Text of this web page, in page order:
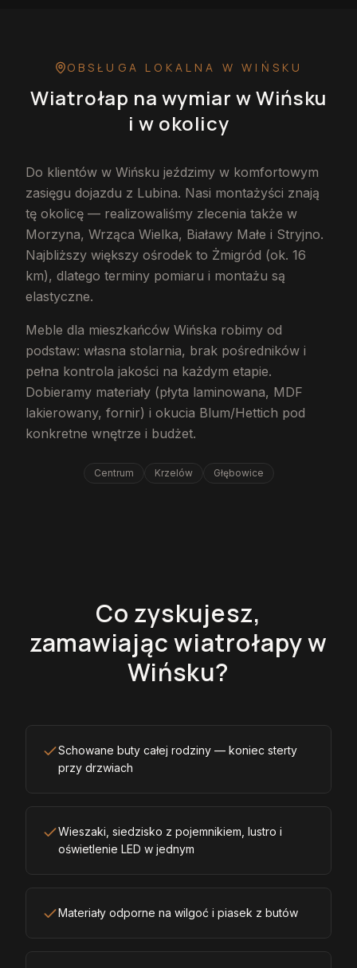
OBSŁUGA LOKALNA W WIŃSKU
Wiatrołap na wymiar w Wińsku
i w okolicy
Do klientów w Wińsku jeździmy w komfortowym
zasięgu dojazdu z Lubina. Nasi montażyści znają
tę okolicę — realizowaliśmy zlecenia także w
Morzyna, Wrząca Wielka, Białawy Małe i Stryjno.
Najbliższy większy ośrodek to Żmigród (ok. 16
km), dlatego terminy pomiaru i montażu są
elastyczne.
Meble dla mieszkańców Wińska robimy od
podstaw: własna stolarnia, brak pośredników i
pełna kontrola jakości na każdym etapie.
Dobieramy materiały (płyta laminowana, MDF
lakierowany, fornir) i okucia Blum/Hettich pod
konkretne wnętrze i budżet.
Centrum Krzelów Głębowice
Co zyskujesz,
zamawiając wiatrołapy w
Wińsku?
Schowane buty całej rodziny — koniec sterty
przy drzwiach
Wieszaki, siedzisko z pojemnikiem, lustro i
oświetlenie LED w jednym
Materiały odporne na wilgoć i piasek z butów